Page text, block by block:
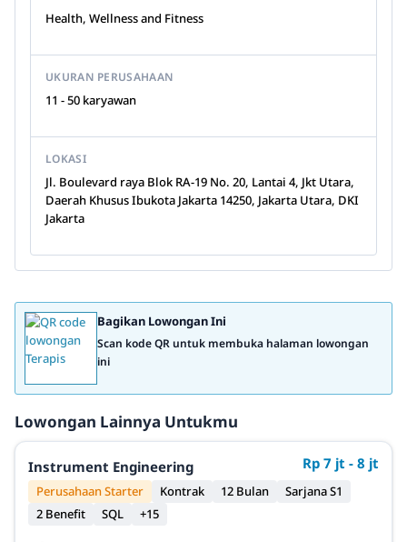
Health, Wellness and Fitness
UKURAN PERUSAHAAN
11 - 50 karyawan
LOKASI
Jl. Boulevard raya Blok RA-19 No. 20, Lantai 4, Jkt Utara,
Daerah Khusus Ibukota Jakarta 14250, Jakarta Utara, DKI
Jakarta
Bagikan Lowongan Ini
Scan kode QR untuk membuka halaman lowongan
ini
Lowongan Lainnya Untukmu
Instrument Engineering Rp 7 jt - 8 jt
Perusahaan Starter Kontrak 12 Bulan
Sarjana S1
2 Benefit
SQL +15